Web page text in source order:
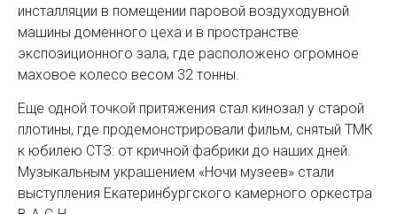
инсталляции в помещении паровой воздуходувной
машины доменного цеха и в пространстве
экспозиционного зала, где расположено огромное
маховое колесо весом 32 тонны.
Еще одной точкой притяжения стал кинозал у старой
плотины, где продемонстрировали фильм, снятый ТМК
к юбилею СТЗ: от кричной фабрики до наших дней.
Музыкальным украшением «Ночи музеев» стали
выступления Екатеринбургского камерного оркестра